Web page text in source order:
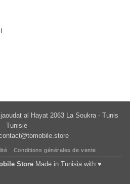
al Hayat 2063 La Soukra - Tunis
Tunisie
Conditions générales de vente
StoreMade in Tunisia with ♥